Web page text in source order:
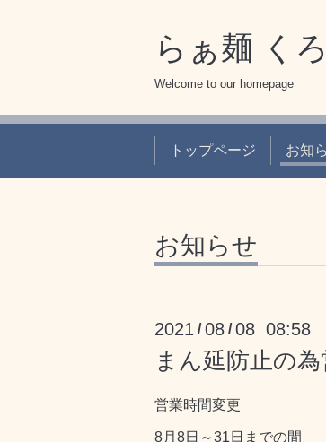
らぁ麺 く
Welcome to our homepage
トップページ お知
お知らせ
2021 /08 /08 08:58
まん延防止の
営業時間変更
8月8日～31日までの間